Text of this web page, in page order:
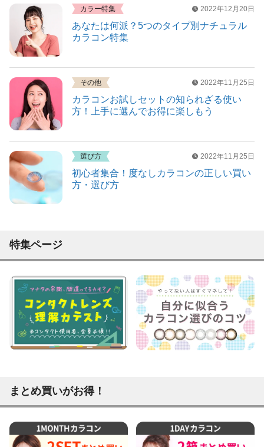
カラー特集 2022年12月20日
あなたは何派？5つのタイプ別ナチュラル
カラコン特集
その他 2022年11月25日
カラコンお試しセットの知られざる使い
方！上手に選んでお得に楽しもう
選び方 2022年11月25日
初心者集合！度なしカラコンの正しい買い
方・選び方
特集ページ
まとめ買いがお得！